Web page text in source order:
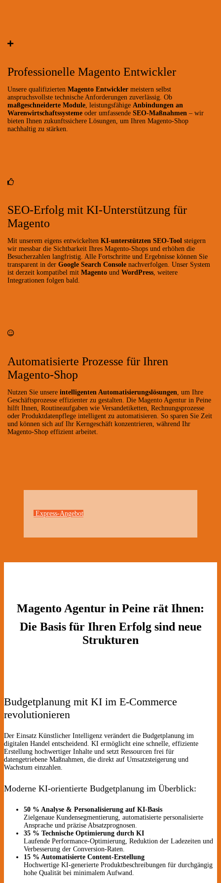
Professionelle Magento Entwickler
Unsere qualifizierten Magento Entwickler meistern selbst
anspruchsvollste technische Anforderungen zuverlässig. Ob
maßgeschneiderte Module , leistungsfähige Anbindungen an
Warenwirtschaftssysteme oder umfassende SEO-Maßnahmen – wir
bieten Ihnen zukunftssichere Lösungen, um Ihren Magento-Shop
nachhaltig zu stärken.
SEO-Erfolg mit KI-Unterstützung für
Magento
Mit unserem eigens entwickelten KI-unterstützten SEO-Tool steigern
wir messbar die Sichtbarkeit Ihres Magento-Shops und erhöhen die
Besucherzahlen langfristig. Alle Fortschritte und Ergebnisse können Sie
transparent in der Google Search Console nachverfolgen. Unser System
ist derzeit kompatibel mit Magento und WordPress , weitere
Integrationen folgen bald.
Automatisierte Prozesse für Ihren
Magento-Shop
Nutzen Sie unsere intelligenten Automatisierungslösungen , um Ihre
Geschäftsprozesse effizienter zu gestalten. Die Magento Agentur in Peine
hilft Ihnen, Routineaufgaben wie Versandetiketten, Rechnungsprozesse
oder Produktdatenpflege intelligent zu automatisieren. So sparen Sie Zeit
und können sich auf Ihr Kerngeschäft konzentrieren, während Ihr
Magento-Shop effizient arbeitet.
Express-Angebot
Magento Agentur in Peine rät Ihnen:
Die Basis für Ihren Erfolg sind neue
Strukturen
Budgetplanung mit KI im E-Commerce
revolutionieren
Der Einsatz Künstlicher Intelligenz verändert die Budgetplanung im
digitalen Handel entscheidend. KI ermöglicht eine schnelle, effiziente
Erstellung hochwertiger Inhalte und setzt Ressourcen frei für
datengetriebene Maßnahmen, die direkt auf Umsatzsteigerung und
Wachstum einzahlen.
Moderne KI-orientierte Budgetplanung im Überblick:
50 % Analyse & Personalisierung auf KI-Basis
Zielgenaue Kundensegmentierung, automatisierte personalisierte
Ansprache und präzise Absatzprognosen.
35 % Technische Optimierung durch KI
Laufende Performance-Optimierung, Reduktion der Ladezeiten und
Verbesserung der Conversion-Raten.
15 % Automatisierte Content-Erstellung
Hochwertige KI-generierte Produktbeschreibungen für durchgängig
hohe Qualität bei minimalem Aufwand.